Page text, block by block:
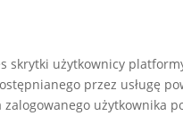
skrytki użytkownicy
przez usługę
użytkownika